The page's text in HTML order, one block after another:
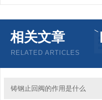
相关文章
RELATED ARTICLES
铸钢止回阀的作用是什么